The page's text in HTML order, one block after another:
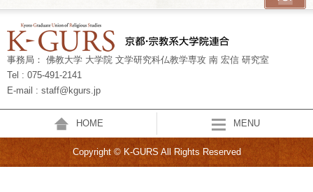
事務局： 佛教大学 大学院 文学研究科仏教学専攻 南 宏信 研究室
Tel : 075-491-2141
E-mail : staff@kgurs.jp
HOME MENU
Copyright © K-GURS All Rights Reserved